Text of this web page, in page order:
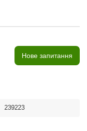
Нове запитання
239223